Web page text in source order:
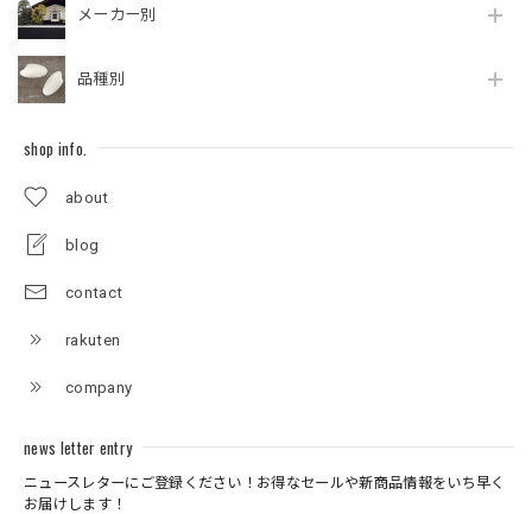
メーカー別
品種別
shop info.
about
blog
contact
rakuten
company
news letter entry
ニュースレターにご登録ください！お得なセールや新商品情報をいち早く
お届けします！